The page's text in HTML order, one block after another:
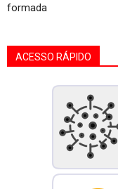
formada
ACESSO RÁPIDO